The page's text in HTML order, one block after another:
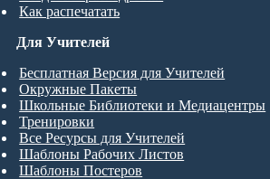
Как распечатать
Для Учителей
Бесплатная Версия для Учителей
Окружные Пакеты
Школьные Библиотеки и Медиацентры
Тренировки
Все Ресурсы для Учителей
Шаблоны Рабочих Листов
Шаблоны Постеров